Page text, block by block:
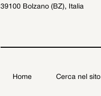
39100 Bolzano (BZ), Italia
Home Cerca nel sito